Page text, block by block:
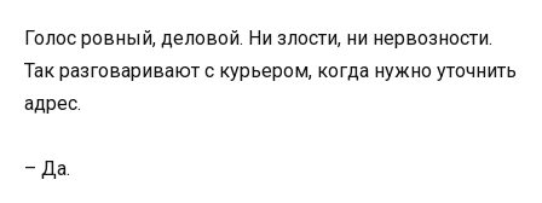
Голос ровный, деловой. Ни злости, ни нервозности.
Так разговаривают с курьером, когда нужно уточнить
адрес.
– Да.